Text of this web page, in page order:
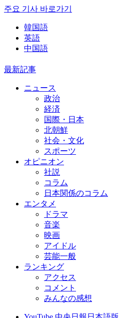
주요 기사 바로가기
韓国語
英語
中国語
最新記事
ニュース
政治
経済
国際・日本
北朝鮮
社会・文化
スポーツ
オピニオン
社説
コラム
日本関係のコラム
エンタメ
ドラマ
音楽
映画
アイドル
芸能一般
ランキング
アクセス
コメント
みんなの感想